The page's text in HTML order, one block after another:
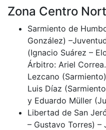
Zona Centro
Sarmiento de
González)
(Ignacio Suárez –
Árbitro: Ariel
Lezcano
Luis Díaz
y Eduardo Müller
Libertad de San
– Gustavo Torres) –